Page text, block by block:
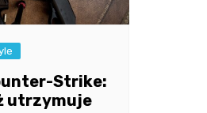
Strike:
utrzymuje